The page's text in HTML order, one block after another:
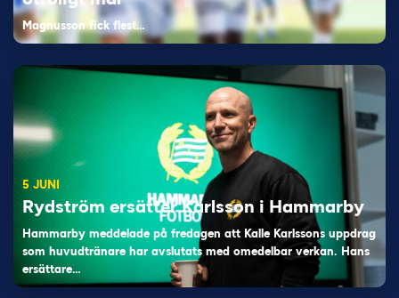
Magnusson fick flest…
5 JUNI
Rydström ersätter Karlsson i Hammarby
Hammarby meddelade på fredagen att Kalle Karlssons uppdrag
som huvudtränare har avslutats med omedelbar verkan. Hans
ersättare…